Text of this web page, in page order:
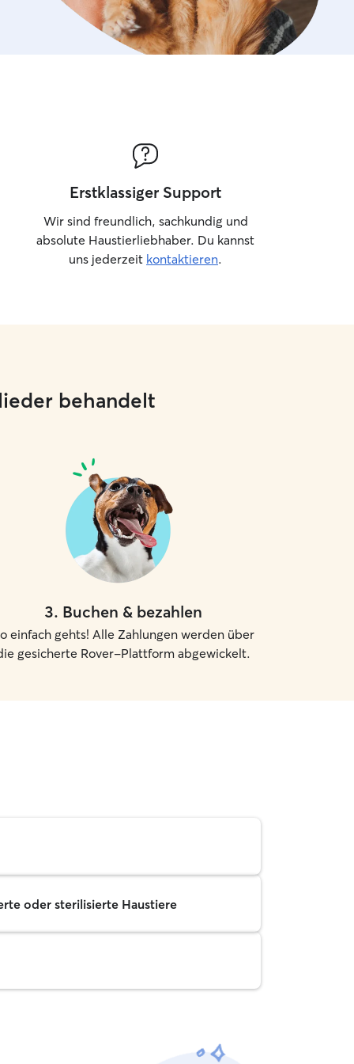
Erstklassiger Support
Wir sind freundlich, sachkundig und
absolute Haustierliebhaber. Du kannst
uns jederzeit kontaktieren.
behandelt
3. Buchen & bezahlen
einfach gehts! Alle Zahlungen werden über
gesicherte Rover-Plattform abgewickelt.
oder sterilisierte Haustiere